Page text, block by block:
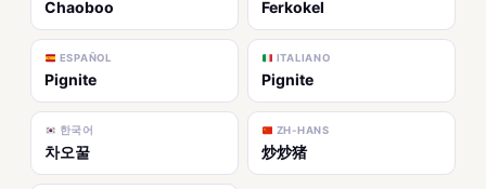
Chaoboo Ferkokel
ESPAÑOL
Pignite
ITALIANO
Pignite
한국어
차오꿀
ZH-HANS
炒炒猪